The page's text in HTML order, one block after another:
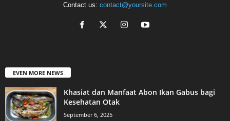
Contact us: contact@yoursite.com
EVEN MORE NEWS
Khasiat dan Manfaat Abon Ikan Gabus bagi
Kesehatan Otak
September 6, 2025